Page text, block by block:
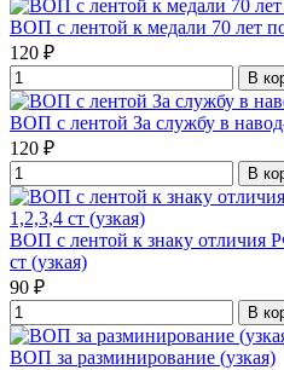
ВОП с лентой к медали 70 лет
120 ₽
В
ВОП с лентой За службу в
120 ₽
В
ВОП с лентой к знаку отличия
ст (узкая)
90 ₽
В
ВОП за разминирование (узкая)